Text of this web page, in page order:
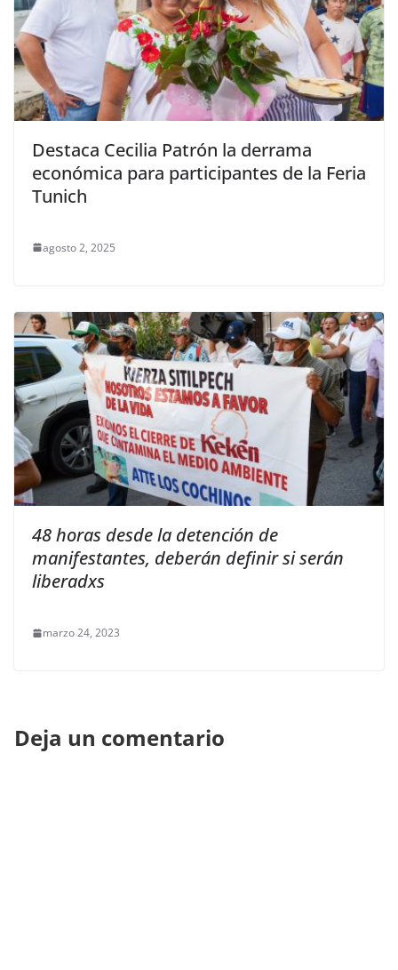
Destaca Cecilia Patrón la derrama
económica para participantes de la Feria
Tunich
agosto 2, 2025
48 horas desde la detención de
manifestantes, deberán definir si serán
liberadxs
marzo 24, 2023
Deja un comentario